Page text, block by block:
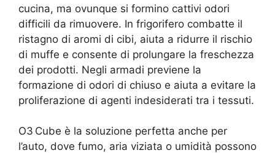
cucina, ma ovunque si formino cattivi odori
difficili da rimuovere. In frigorifero combatte il
ristagno di aromi di cibi, aiuta a ridurre il rischio
di muffe e consente di prolungare la freschezza
dei prodotti. Negli armadi previene la
formazione di odori di chiuso e aiuta a evitare la
proliferazione di agenti indesiderati tra i tessuti.
O3 Cube è la soluzione perfetta anche per
l’auto, dove fumo, aria viziata o umidità possono